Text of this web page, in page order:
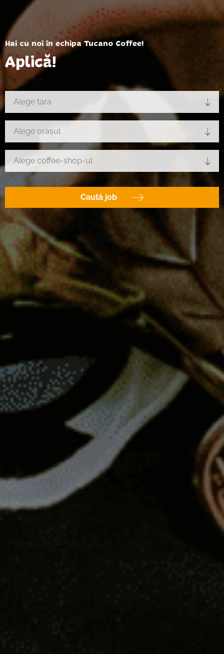
Hai cu noi în echipa Tucano Coffee!
Aplică!
Alege țara
Alege orașul
Alege coffee-shop-ul
Caută job